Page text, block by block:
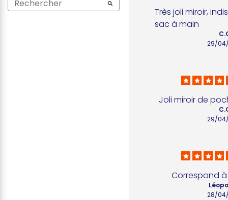
Très joli miroir,
sac à main
29/
Joli miroir de
29/
Correspond
28/